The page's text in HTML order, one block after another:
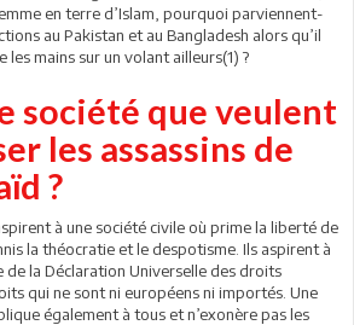
en terre d’Islam, pourquoi parviennent-
au Pakistan et au Bangladesh alors qu’il
mains sur un volant ailleurs(1) ?
société que veulent
les assassins de
?
à une société civile où prime la liberté de
la théocratie et le despotisme. Ils aspirent à
de la Déclaration Universelle des droits
qui ne sont ni européens ni importés. Une
également à tous et n’exonère pas les